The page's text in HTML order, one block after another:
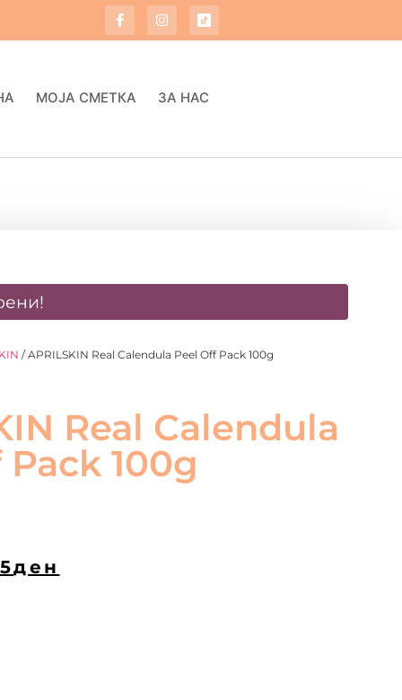
МОЈА СМЕТКА ЗА НАС
/ APRILSKIN Real Calendula Peel Off Pack 100g
Real Calendula
100g
ден